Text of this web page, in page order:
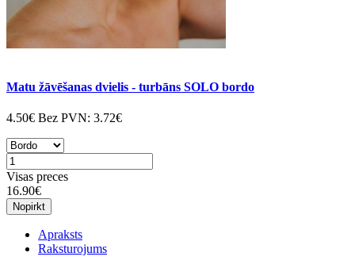
Matu žāvēšanas dvielis - turbāns SOLO bordo
4.50€ Bez PVN: 3.72€
Visas preces
16.90€
Nopirkt
Apraksts
Raksturojums